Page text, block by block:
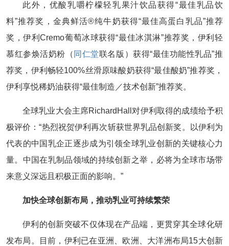
此外，优酸乳嚼柠檬轻乳果汁饮品获得“最佳乳品饮
料”推荐奖，金典鲜活®纯牛奶获得“最佳高蛋白乳品”推荐
奖，伊利Cremo葡萄冰球获得“最佳冰淇淋”推荐奖，伊利轻
慕红参焕活奶粉（ 同仁堂联名版）获得“最佳功能性乳品”推
荐奖，伊利畅轻100%丝滑原味酸奶获得“最佳酸奶”推荐奖，
伊利享悦稀奶油获得“最佳制造／技术创新”推荐奖。
全球乳业大会主席RichardHall对伊利取得的成绩给予积
极评价：“热烈祝贺伊利再次斩获世界乳品创新奖。以伊利为
代表的中国乳企正逐步成为引领全球乳业创新的关键核心力
量。中国在乳制品领域的持续创新之举，必将为全球市场带
来意义深远且积极正面的影响。”
加快全球创新布局，推动乳业可持续繁荣
伊利的创新突破不仅体现在产品端，更贯穿其全球化研
发布局。目前，伊利已在亚洲、欧洲、大洋洲布局15大创新